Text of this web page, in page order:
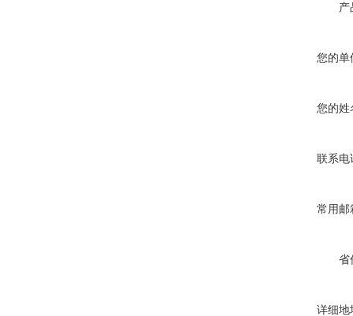
产
您的单
您的姓
联系电
常用邮
省
详细地